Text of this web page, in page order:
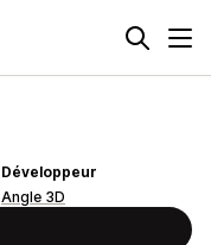
Développeur
Angle 3D